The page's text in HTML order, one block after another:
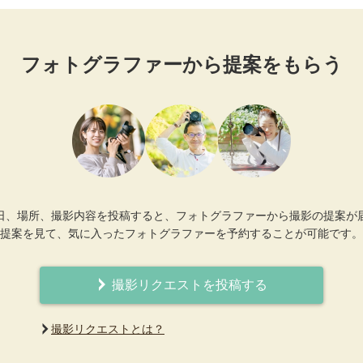
フォトグラファーから提案をもらう
、場所、撮影内容を投稿すると、フォトグラファーから撮影の提案が
提案を見て、気に入ったフォトグラファーを予約することが可能です。
撮影リクエストを投稿する
撮影リクエストとは？